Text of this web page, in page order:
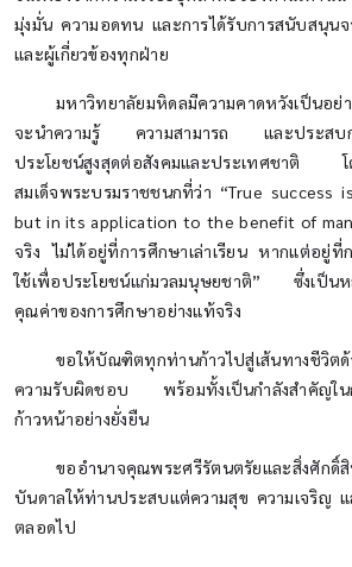
มุ่งมั่น ความอดทน และการได้รับการสนับสนุน
และผู้เกี่ยวข้องทุกฝ่าย
มหาวิทยาลัยมหิดลมีความคาดหวังเป็น
จะนำความรู้ ความสามารถ และประสบกา
ประโยชน์สูงสุดต่อสังคมและประเทศชาติ โ
สมเด็จพระบรมราชชนกที่ว่า “True
but in its application to the benefit of
จริง ไม่ได้อยู่ที่การศึกษาเล่าเรียน หากแต่อยู่ที่
ใช้เพื่อประโยชน์แก่มวลมนุษยชาติ” ซึ่งเป็น
คุณค่าของการศึกษาอย่างแท้จริง
ขอให้บัณฑิตทุกท่านก้าวไปสู่เส้นทางชีวิต
ความรับผิดชอบ พร้อมทั้งเป็นกำลังสำคัญใน
ก้าวหน้าอย่างยั่งยืน
ขออำนาจคุณพระศรีรัตนตรัยและสิ่ง
บันดาลให้ท่านประสบแต่ความสุข ความเจริญ แ
ตลอดไป